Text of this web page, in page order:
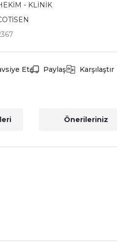
- KLİNİK
Et Paylaş Karşılaştır
Önerileriniz